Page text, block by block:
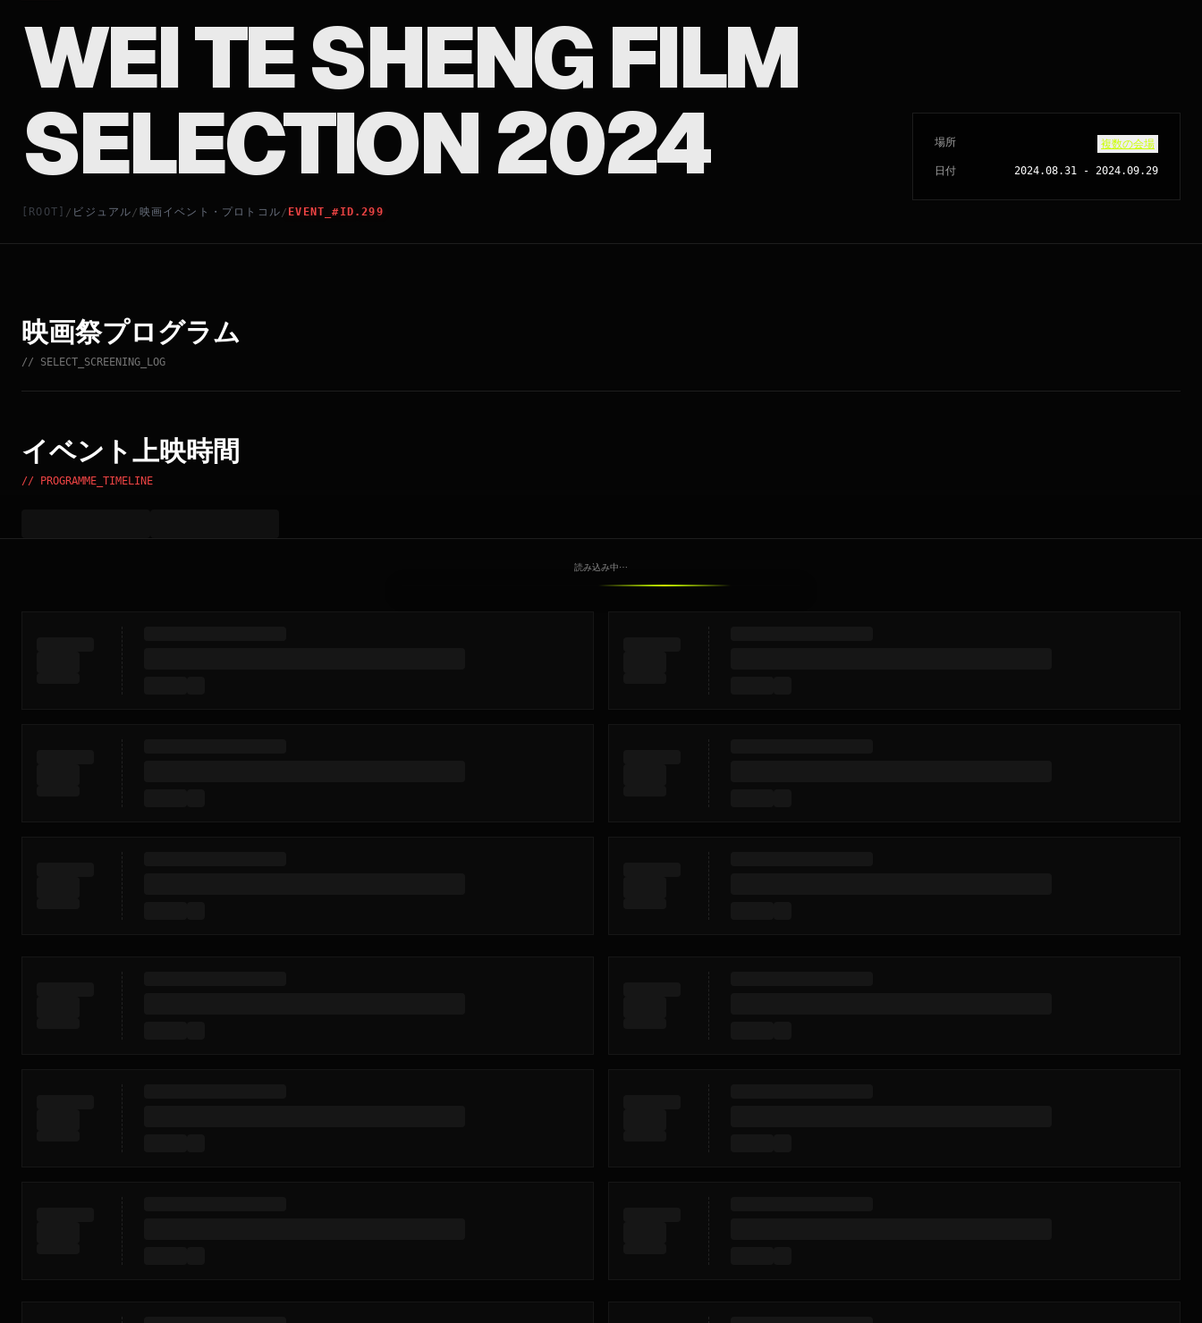
[ROOT] / ビジュアル/ 映画イベント・プロトコル/ EVENT_#ID.299
WEI TE SHENG FILM
SELECTION 2024 場所 複数の会場
日付 2024.08.31 - 2024.09.29
映画祭プログラム
// SELECT_SCREENING_LOG
イベント上映時間
// PROGRAMME_TIMELINE
読み込み中⋯